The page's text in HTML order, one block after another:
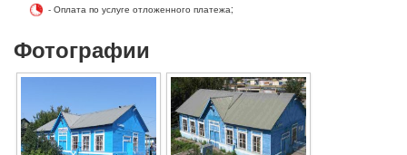
- Оплата по услуге отложенного платежа;
Фотографии